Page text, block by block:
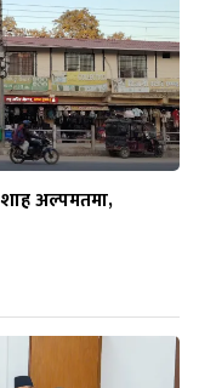
अल्पमतमा,